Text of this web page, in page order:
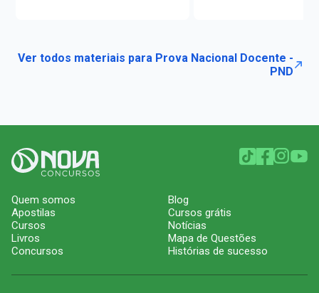
Ver todos materiais para Prova Nacional Docente -
PND
Quem somos
Apostilas
Cursos
Livros
Concursos
Blog
Cursos grátis
Notícias
Mapa de Questões
Histórias de sucesso